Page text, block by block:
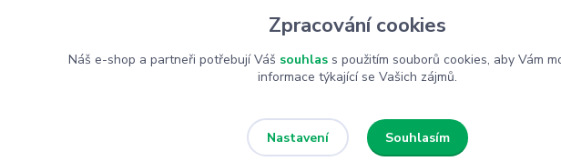
Zpracování cookies
Náš e-shop a partneři potřebují Váš souhlass použitím souborů cookies, aby Vám
informace týkající se Vašich zájmů.
Nastavení Souhlasím